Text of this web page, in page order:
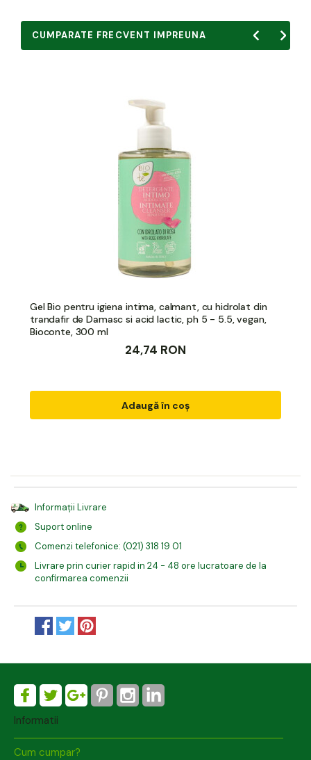
CUMPARATE FRECVENT IMPREUNA
Gel Bio pentru igiena intima, calmant, cu hidrolat din
trandafir de Damasc si acid lactic, ph 5 - 5.5, vegan,
Bioconte, 300 ml
24,74 RON
Adaugă în coș
Informații Livrare
Suport online
Comenzi telefonice: (021) 318 19 01
Livrare prin curier rapid in 24 - 48 ore lucratoare de la
confirmarea comenzii
Informatii
Cum cumpar?